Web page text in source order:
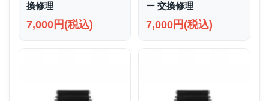
換修理
7,000円(税込)
ー 交換修理
7,000円(税込)